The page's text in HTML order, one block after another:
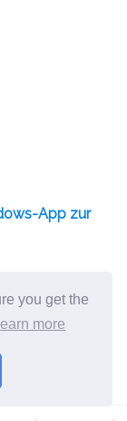
you get the
Learn more
App zur